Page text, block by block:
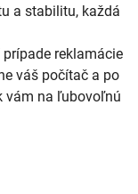
a stabilitu, každá
reklamácie
váš počítač a po
vám na ľubovoľnú